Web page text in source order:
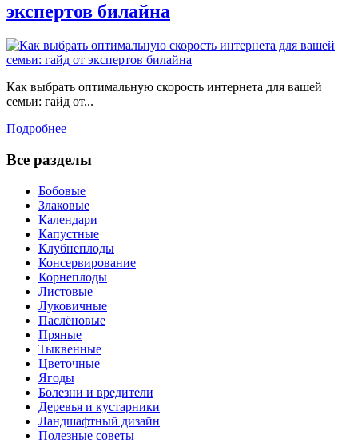
экспертов билайна
Как выбрать оптимальную скорость интернета для вашей
семьи: гайд от...
Подробнее
Все разделы
Бобовые
Злаковые
Календари
Капустные
Клубнеплоды
Консервирование
Корнеплоды
Листовые
Луковичные
Паслёновые
Пряные
Тыквенные
Цветочные
Ягоды
Болезни и вредители
Деревья и кустарники
Ландшафтный дизайн
Полезные советы